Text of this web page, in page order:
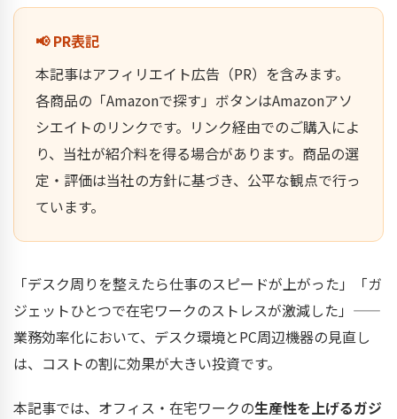
📢 PR表記
本記事はアフィリエイト広告（PR）を含みます。
各商品の「Amazonで探す」ボタンはAmazonアソ
シエイトのリンクです。リンク経由でのご購入によ
り、当社が紹介料を得る場合があります。商品の選
定・評価は当社の方針に基づき、公平な観点で行っ
ています。
「デスク周りを整えたら仕事のスピードが上がった」「ガ
ジェットひとつで在宅ワークのストレスが激減した」——
業務効率化において、デスク環境とPC周辺機器の見直し
は、コストの割に効果が大きい投資です。
本記事では、オフィス・在宅ワークの生産性を上げるガジ